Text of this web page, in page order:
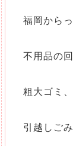
福岡から
不用品の
粗大ゴミ
引越しご